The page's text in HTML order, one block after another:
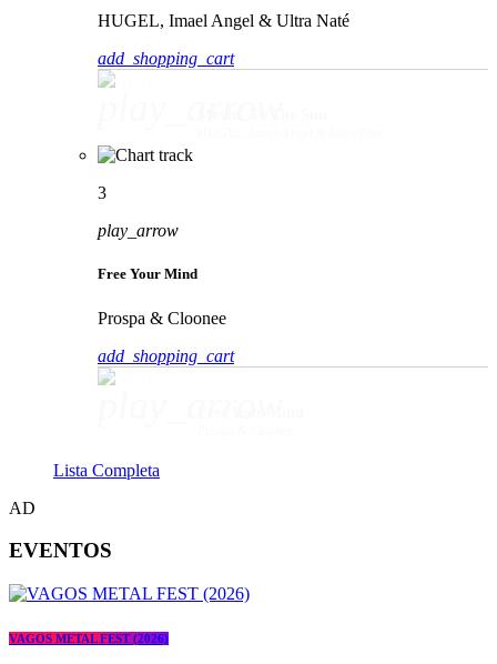
HUGEL, Imael Angel & Ultra Naté
add_shopping_cart
3
play_arrow
Free Your Mind
Prospa & Cloonee
add_shopping_cart
Lista Completa
AD
EVENTOS
VAGOS METAL FEST (2026)